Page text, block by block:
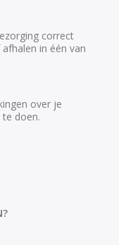
correct
in één van
over je
te doen.